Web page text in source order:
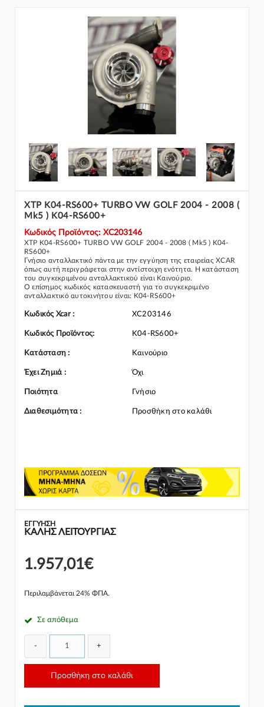
XTP K04-RS600+ TURBO VW GOLF 2004 - 2008 (
Mk5 ) K04-RS600+
Κωδικός Προϊόντος: XC203146
XTP K04-RS600+ TURBO VW GOLF 2004 - 2008 ( Mk5 ) K04-
RS600+
Γνήσιο ανταλλακτικό πάντα με την εγγύηση της εταιρείας XCAR
όπως αυτή περιγράφεται στην αντίστοιχη ενότητα. Η κατάσταση
του συγκεκριμένου ανταλλακτικού είναι Καινούριο.
Ο επίσημος κωδικός κατασκευαστή για το συγκεκριμένο
ανταλλακτικό αυτοκινήτου είναι: K04-RS600+
παρακαλώ να απευθύνεστε σε εξειδικευμένο συνεργείο.
ανταλλακτικό ταιριάζει στο αυτοκίνητό σας μην διστάσετε να
επικοινωνήσετε μαζί μας και θα σας κατατοπίσουμε πλήρως
καθώς διαθέτουμε πλούσια γκάμα από Βελτίωση και γενικότερα
για την κατηγορία Κινητήρας & Εξαρτήματα
Κωδικός Xcar : XC203146
Κωδικός Προϊόντος: K04-RS600+
Κατάσταση : Καινούριο
Έχει Ζημιά : Όχι
Ποιότητα Γνήσιο
Διαθεσιμότητα : Προσθήκη στο καλάθι
ΕΓΓΎΗΣΗ
ΚΑΛΗΣ ΛΕΙΤΟΥΡΓΙΑΣ
1.957,01€
Περιλαμβάνεται 24% ΦΠΑ.
Σε απόθεμα
- +
Προσθήκη στο καλάθι